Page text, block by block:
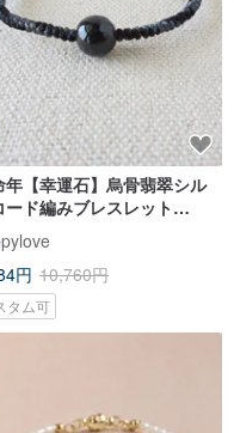
年【幸運石】烏骨翡翠シル
ード編みブレスレット
金運招来、開運、人間関
ラブル回避
円 10,760円
タム可